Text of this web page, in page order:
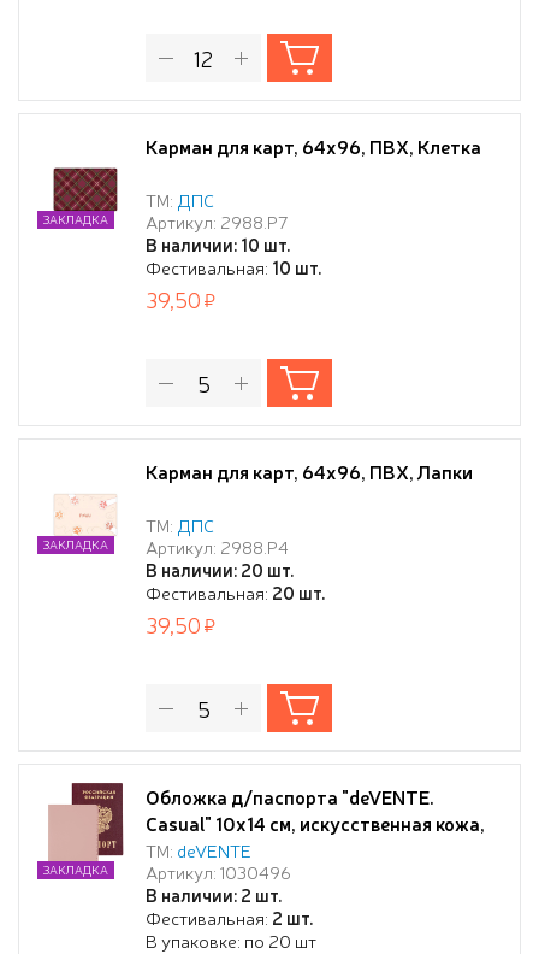
Карман для карт, 64х96, ПВХ, Клетка
ТМ: ДПС
Артикул: 2988.Р7
В наличии: 10 шт.
Фестивальная: 10 шт.
ЗАКЛАДКА
39,50
Карман для карт, 64х96, ПВХ, Лапки
ТМ: ДПС
Артикул: 2988.Р4
В наличии: 20 шт.
Фестивальная: 20 шт.
ЗАКЛАДКА
39,50
Обложка д/паспорта "deVENTE.
Casual" 10x14 см, искусственная кожа,
светло-розовая, отстрочка, 2
отделения для визиток, в пластиковом
пакете с европодвесом
ТМ: deVENTE
Артикул: 1030496
В наличии: 2 шт.
Фестивальная: 2 шт.
В упаковке: по 20 шт
ЗАКЛАДКА